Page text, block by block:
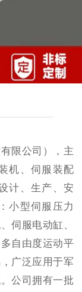
限公司），主
机、伺服装配
计、生产、安
小型伺服压力
伺服电动缸、
自由度运动平
广泛应用于军
公司拥有一批